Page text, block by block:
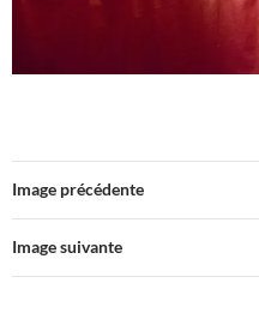
Image précédente
Image suivante